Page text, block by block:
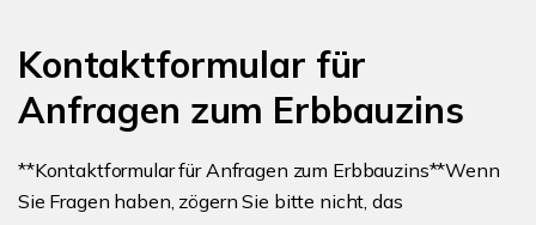
Kontaktformular für
Anfragen zum Erbbauzins
**Kontaktformular für Anfragen zum Erbbauzins**Wenn
Sie Fragen haben, zögern Sie bitte nicht, das